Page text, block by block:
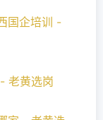
国企培训 -
老黄选岗